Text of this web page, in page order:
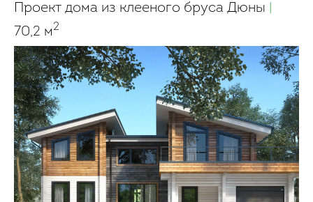
Проект дома из клееного бруса Дюны
70,2 м2